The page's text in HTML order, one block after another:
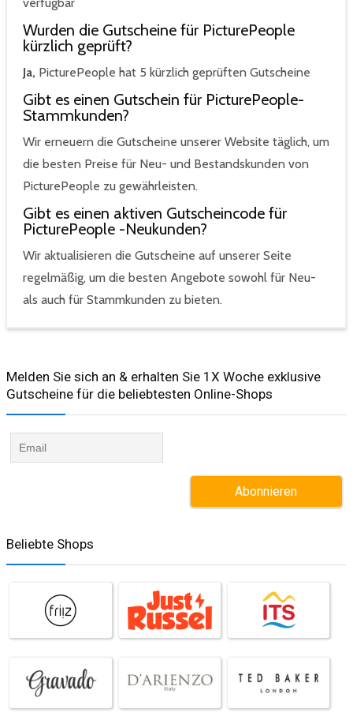
Wurden die Gutscheine für PicturePeople
kürzlich geprüft?
Ja, PicturePeople hat 5 kürzlich geprüften Gutscheine
Gibt es einen Gutschein für PicturePeople-
Stammkunden?
Wir erneuern die Gutscheine unserer Website täglich, um
die besten Preise für Neu- und Bestandskunden von
PicturePeople zu gewährleisten.
Gibt es einen aktiven Gutscheincode für
PicturePeople -Neukunden?
Wir aktualisieren die Gutscheine auf unserer Seite
regelmäßig, um die besten Angebote sowohl für Neu-
als auch für Stammkunden zu bieten.
Melden Sie sich an & erhalten Sie 1X Woche exklusive
Gutscheine für die beliebtesten Online-Shops​
Beliebte Shops